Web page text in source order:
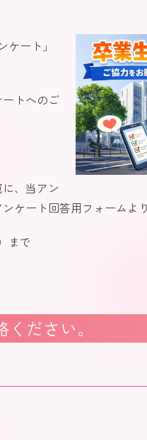
ート」
トへのご
、当アン
ケート回答用フォームよ
まで
ださい。